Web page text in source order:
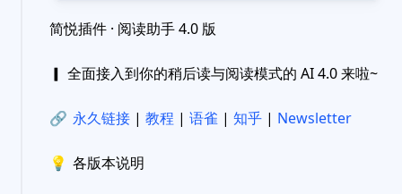
简悦插件 · 阅读助手 4.0 版
▎ 全面接入到你的稍后读与阅读模式的 AI 4.0 来啦~
🔗 永久链接 | 教程 | 语雀 | 知乎 | Newsletter
💡 各版本说明